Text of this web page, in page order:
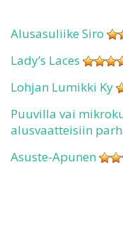
Alusasuliike Siro
Lady’s Laces
Lohjan Lumikki Ky
Puuvilla vai
alusvaatteisiin
Asuste-Apunen